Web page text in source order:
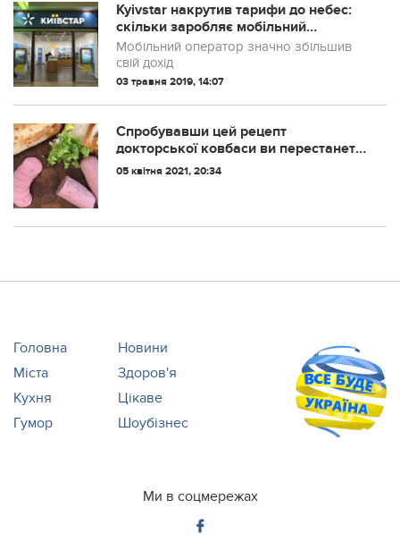
Kyivstar накрутив тарифи до небес:
скільки заробляє мобільний
оператор на українцях
Мобільний оператор значно збільшив
свій дохід
03 травня 2019, 14:07
Спробувавши цей рецепт
докторської ковбаси ви перестанете
купувати її в магазині
05 квітня 2021, 20:34
Головна
Новини
Міста
Здоров'я
Кухня
Цікаве
Гумор
Шоубізнес
Ми в соцмережах